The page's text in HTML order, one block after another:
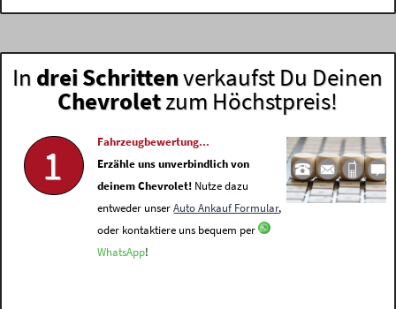
In drei Schrittenverkaufst Du Deinen
Chevroletzum Höchstpreis!
1
Fahrzeugbewertung...
Erzähle uns unverbindlich von
deinem Chevrolet! Nutze dazu
entweder unserAuto Ankauf Formular,
oder kontaktiere uns bequem per
WhatsApp!